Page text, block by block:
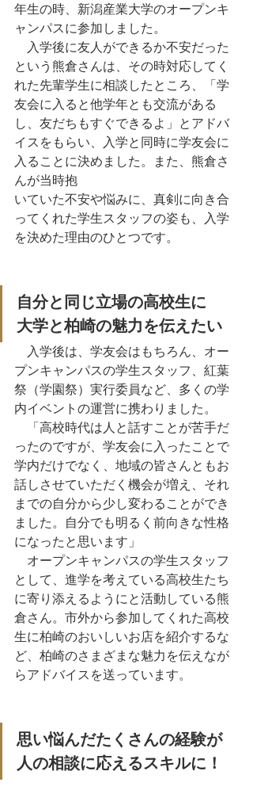
年生の時、新潟産業大学のオープンキ
ャンパスに参加しました。
入学後に友人ができるか不安だった
という熊倉さんは、その時対応してく
れた先輩学生に相談したところ、「学
友会に入ると他学年とも交流がある
し、友だちもすぐできるよ」とアドバ
イスをもらい、入学と同時に学友会に
入ることに決めました。また、熊倉さ
んが当時抱
いていた不安や悩みに、真剣に向き合
ってくれた学生スタッフの姿も、入学
を決めた理由のひとつです。
自分と同じ立場の高校生に
大学と柏崎の魅力を伝えたい
入学後は、学友会はもちろん、オー
プンキャンパスの学生スタッフ、紅葉
祭（学園祭）実行委員など、多くの学
内イベントの運営に携わりました。
「高校時代は人と話すことが苦手だ
ったのですが、学友会に入ったことで
学内だけでなく、地域の皆さんともお
話しさせていただく機会が増え、それ
までの自分から少し変わることができ
ました。自分でも明るく前向きな性格
になったと思います」
オープンキャンパスの学生スタッフ
として、進学を考えている高校生たち
に寄り添えるようにと活動している熊
倉さん。市外から参加してくれた高校
生に柏崎のおいしいお店を紹介するな
ど、柏崎のさまざまな魅力を伝えなが
らアドバイスを送っています。
思い悩んだたくさんの経験が
人の相談に応えるスキルに！